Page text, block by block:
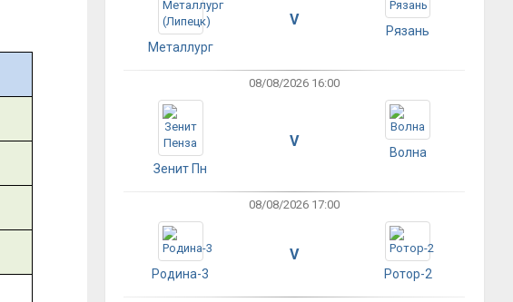
Металлург
V
Рязань
08/08/2026 16:00
Зенит Пн
V
Волна
08/08/2026 17:00
Родина-3
V
Ротор-2